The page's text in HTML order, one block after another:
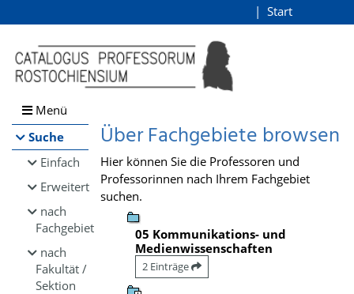
Browsen
direkt zum Inhalt
Start
Menü
Suche
Einfach
Erweitert
nach
Fachgebiet
nach
Fakultät /
Sektion
Über Fachgebiete browsen
Hier können Sie die Professoren und
Professorinnen nach Ihrem Fachgebiet
suchen.
05 Kommunikations- und
Medienwissenschaften
2 Einträge